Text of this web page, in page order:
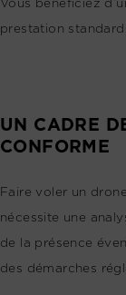
prestation
UN CADRE
CONFORME
Faire voler un
nécessite une
de la présence
des démarches